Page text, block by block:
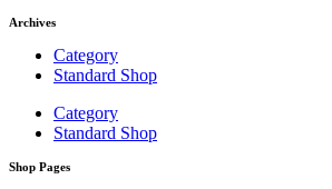
Archives
Category
Standard Shop
Category
Standard Shop
Shop Pages